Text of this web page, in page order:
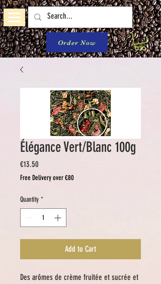
Order Now
Élégance Vert/Blanc 100g
€13.50
Free Delivery over €80
Quantity *
Add to Cart
Des arômes de crème fruitée et sucrée et